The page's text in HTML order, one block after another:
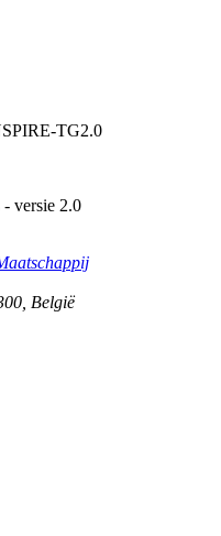
TG2.0
versie 2.0
België